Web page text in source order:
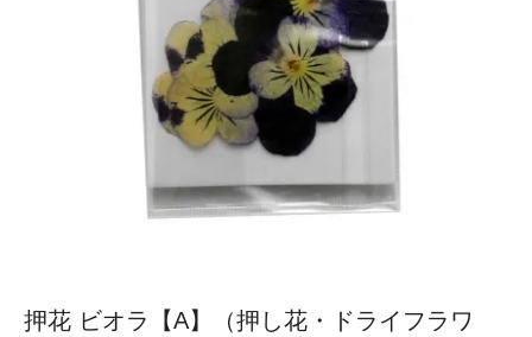
押花 ビオラ【A】（押し花・ドライフラワ